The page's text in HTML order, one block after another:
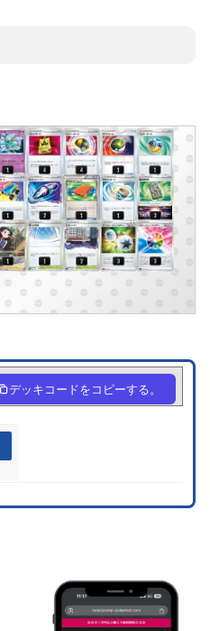
デッキコードをコピーする。